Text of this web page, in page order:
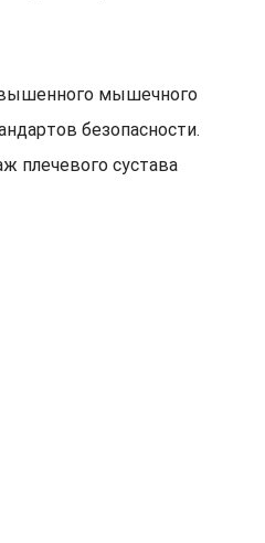
мышечного
безопасности.
плечевого сустава